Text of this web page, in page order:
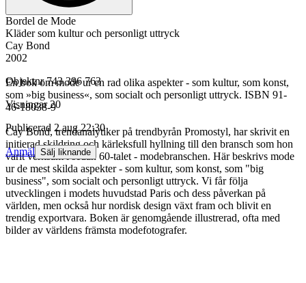
Bordel de Mode
Kläder som kultur och personligt uttryck
Cay Bond
2002
En bok om mode ur en rad olika aspekter - som kultur, som konst,
som »big business«, som socialt och personligt uttryck. ISBN 91-
46-18038-9
Cay Bond, trendanalytiker på trendbyrån Promostyl, har skrivit en
initierad skildring och kärleksfull hyllning till den bransch som hon
varit verksam i sedan 60-talet - modebranschen. Här beskrivs mode
ur de mest skilda aspekter - som kultur, som konst, som "big
business", som socialt och personligt uttryck. Vi får följa
utvecklingen i modets huvudstad Paris och dess påverkan på
världen, men också hur nordisk design växt fram och blivit en
trendig exportvara. Boken är genomgående illustrerad, ofta med
bilder av världens främsta modefotografer.
Objektnr 743 396 763
Visningar 20
Publicerad 2 aug 22:30
Anmäl Sälj liknande